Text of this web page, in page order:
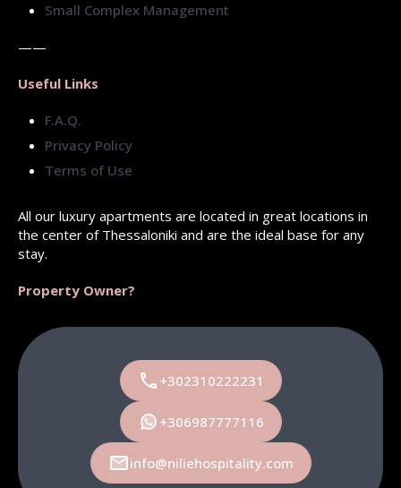
Small Complex Management
——
Useful Links
F.A.Q.
Privacy Policy
Terms of Use
All our luxury apartments are located in great locations in
the center of Thessaloniki and are the ideal base for any
stay.
Property Owner?
+302310222231
+306987777116
info@niliehospitality.com